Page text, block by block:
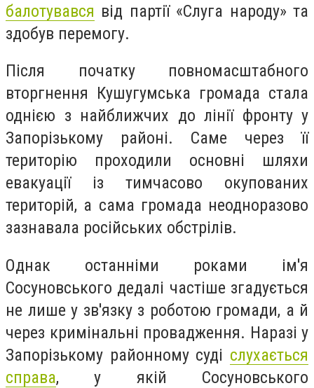
балотувався від партії «Слуга народу» та
здобув перемогу.
Після початку повномасштабного
вторгнення Кушугумська громада стала
однією з найближчих до лінії фронту у
Запорізькому районі. Саме через її
територію проходили основні шляхи
евакуації із тимчасово окупованих
територій, а сама громада неодноразово
зазнавала російських обстрілів.
Однак останніми роками ім'я
Сосуновського дедалі частіше згадується
не лише у зв'язку з роботою громади, а й
через кримінальні провадження. Наразі у
Запорізькому районному суді слухається
справа, у якій Сосуновського